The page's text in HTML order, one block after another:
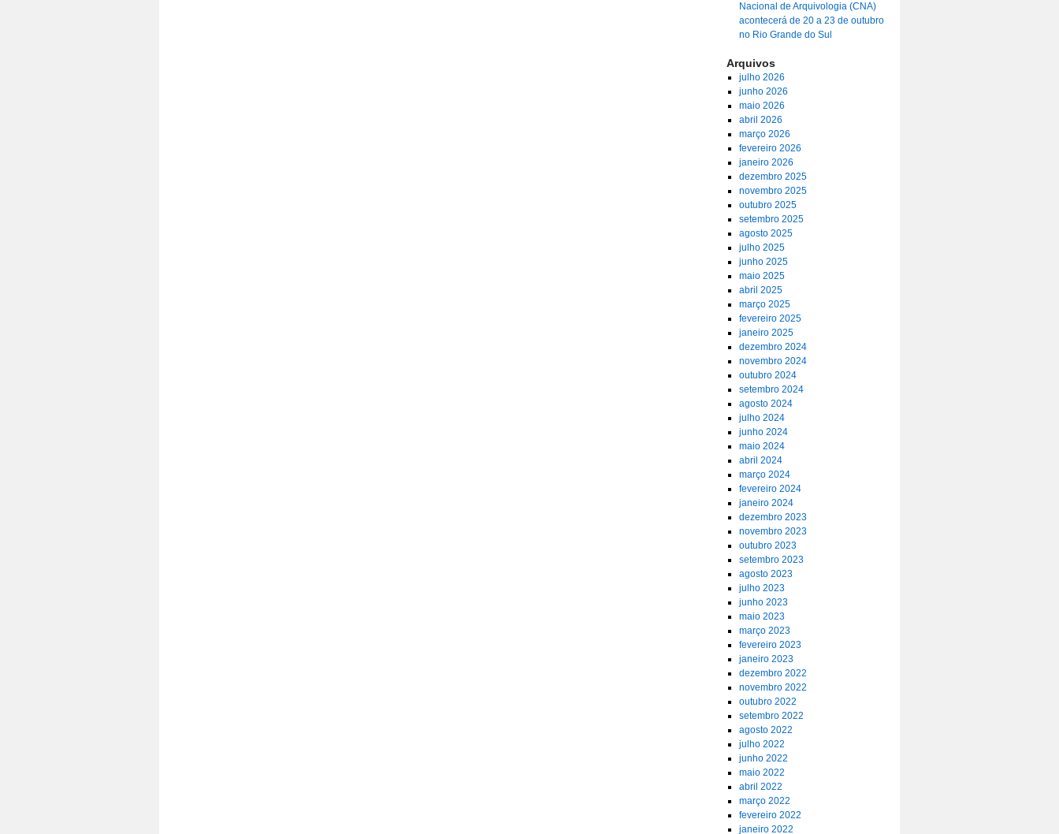
Nacional de Arquivologia (CNA)
acontecerá de 20 a 23 de outubro
no Rio Grande do Sul
Arquivos
julho 2026
junho 2026
maio 2026
abril 2026
março 2026
fevereiro 2026
janeiro 2026
dezembro 2025
novembro 2025
outubro 2025
setembro 2025
agosto 2025
julho 2025
junho 2025
maio 2025
abril 2025
março 2025
fevereiro 2025
janeiro 2025
dezembro 2024
novembro 2024
outubro 2024
setembro 2024
agosto 2024
julho 2024
junho 2024
maio 2024
abril 2024
março 2024
fevereiro 2024
janeiro 2024
dezembro 2023
novembro 2023
outubro 2023
setembro 2023
agosto 2023
julho 2023
junho 2023
maio 2023
março 2023
fevereiro 2023
janeiro 2023
dezembro 2022
novembro 2022
outubro 2022
setembro 2022
agosto 2022
julho 2022
junho 2022
maio 2022
abril 2022
março 2022
fevereiro 2022
janeiro 2022